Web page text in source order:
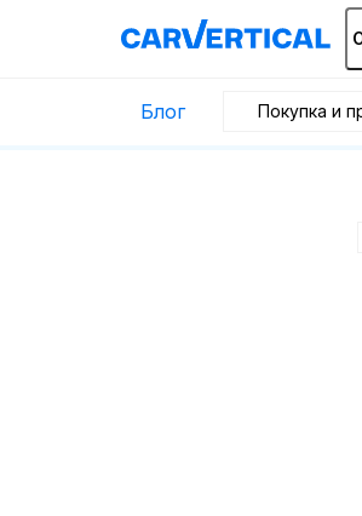
Блог Покупка и